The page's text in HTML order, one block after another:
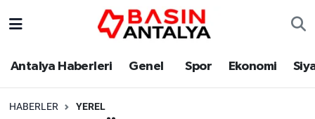
Antalya Haberleri Genel Spor Ekonomi
HABERLER YEREL